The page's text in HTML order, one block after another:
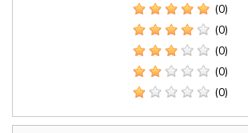
(0)
(0)
(0)
(0)
(0)